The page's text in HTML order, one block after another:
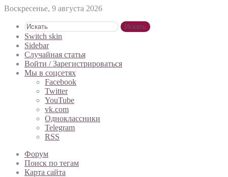
Воскресенье, 9 августа 2026
Искать
Switch skin
Sidebar
Случайная статья
Войти / Зарегистрироваться
Мы в соцсетях
Facebook
Twitter
YouTube
vk.com
Одноклассники
Telegram
RSS
Форум
Поиск по тегам
Карта сайта